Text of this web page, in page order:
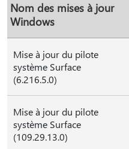
Nom des mises à jour
Windows
Mise à jour du pilote
système Surface
(6.216.5.0)
Mise à jour du pilote
système Surface
(109.29.13.0)